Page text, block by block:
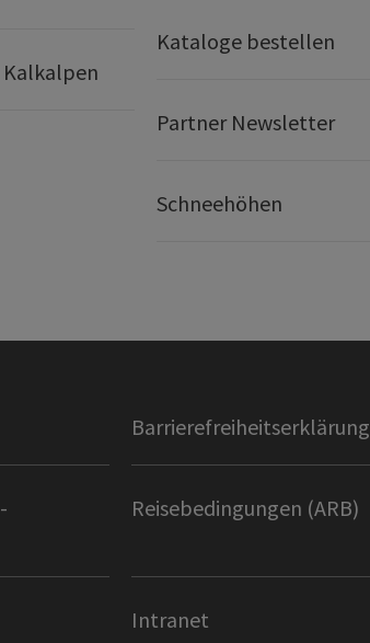
Kataloge bestellen
Partner Newsletter
Schneehöhen
Barrierefreiheitserklärung
Reisebedingungen (ARB)
Intranet